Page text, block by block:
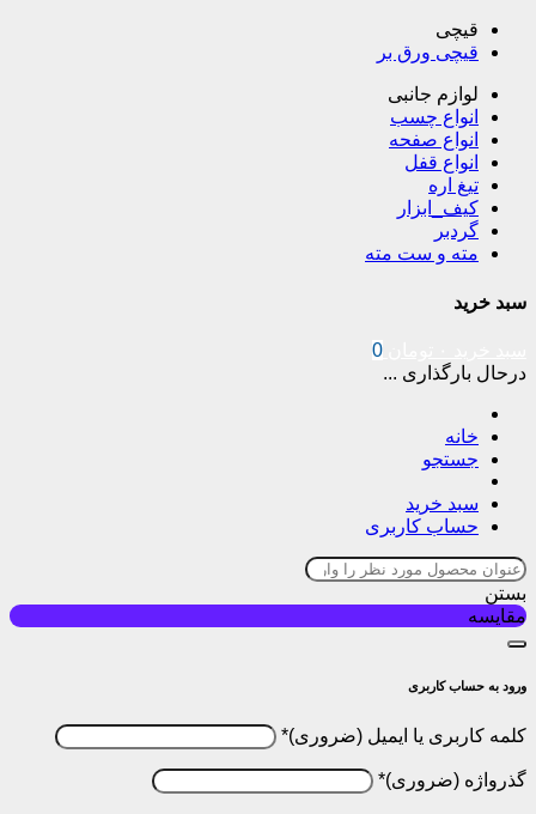
قیچی
قیچی ورق بر
لوازم جانبی
انواع چسب
انواع صفحه
انواع قفل
تیغ اره
کیف_ابزار
گردبر
مته و ست مته
سبد خرید
0
درحال بارگذاری ...
خانه
جستجو
سبد خرید
حساب کاربری
بستن
مقایسه
ورود به حساب کاربری
کلمه کاربری یا ایمیل *
گذرواژه *